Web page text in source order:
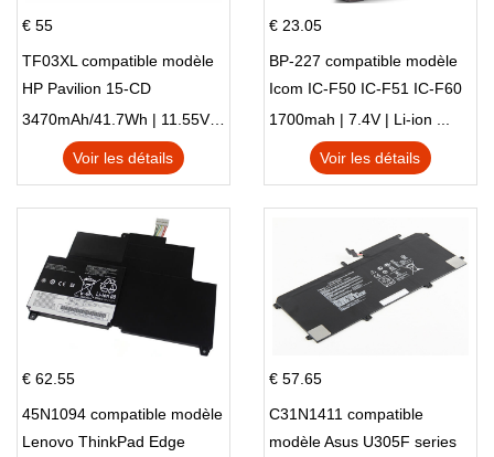
€ 55
TF03XL compatible modèle
HP Pavilion 15-CD
3470mAh/41.7Wh | 11.55V | Li-ion ...
Voir les détails
€ 23.05
BP-227 compatible modèle
Icom IC-F50 IC-F51 IC-F60
IC-F61 IC-M87
1700mah | 7.4V | Li-ion ...
Voir les détails
€ 62.55
45N1094 compatible modèle
Lenovo ThinkPad Edge
€ 57.65
C31N1411 compatible
modèle Asus U305F series